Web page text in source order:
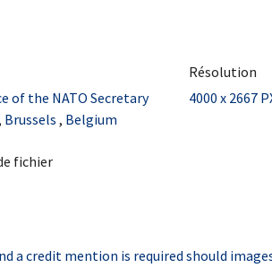
of the NATO Secretary
Brussels , Belgium
Résolution
4000 x 2667
fichier
a credit mention is required should